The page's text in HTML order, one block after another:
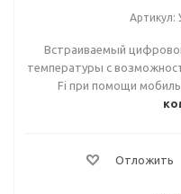
Артикул:
Встраиваемый
температуры с
Fi при помощи